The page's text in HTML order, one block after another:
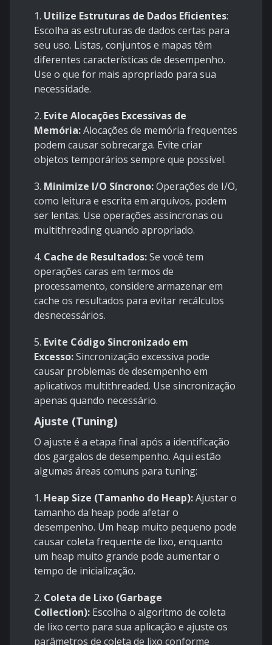
1. Utilize Estruturas de Dados Eficientes:
Escolha as estruturas de dados certas para
seu uso. Listas, conjuntos e mapas têm
diferentes características de desempenho.
Use o que for mais apropriado para sua
necessidade.
2. Evite Alocações Excessivas de
Memória:Alocações de memória frequentes
podem causar sobrecarga. Evite criar
objetos temporários sempre que possível.
3. Minimize I/O Síncrono:Operações de I/O,
como leitura e escrita em arquivos, podem
ser lentas. Use operações assíncronas ou
multithreading quando apropriado.
4. Cache de Resultados:Se você tem
operações caras em termos de
processamento, considere armazenar em
cache os resultados para evitar recálculos
desnecessários.
5. Evite Código Sincronizado em
Excesso:Sincronização excessiva pode
causar problemas de desempenho em
aplicativos multithreaded. Use sincronização
apenas quando necessário.
Ajuste (Tuning)
O ajuste é a etapa final após a identificação
dos gargalos de desempenho. Aqui estão
algumas áreas comuns para tuning:
1. Heap Size (Tamanho do Heap):Ajustar o
tamanho da heap pode afetar o
desempenho. Um heap muito pequeno pode
causar coleta frequente de lixo, enquanto
um heap muito grande pode aumentar o
tempo de inicialização.
2. Coleta de Lixo (Garbage
Collection): Escolha o algoritmo de coleta
de lixo certo para sua aplicação e ajuste os
parâmetros de coleta de lixo conforme